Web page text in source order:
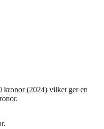
kronor (2024) vilket ger en